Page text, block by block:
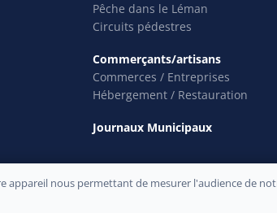
Pêche dans le Léman
Circuits pédestres
Commerçants/artisans
Commerces / Entreprises
Hébergement / Restauration
Journaux Municipaux
2021 –Mentions légales– Confidentialité–
nous permettant de mesurer l'audience de